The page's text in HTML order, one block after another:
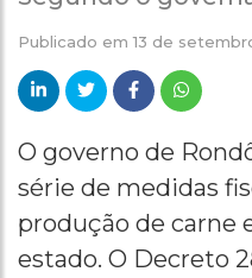
Publicado em13 de
O governo de
série de medidas
produção de carne
estado. O Decreto